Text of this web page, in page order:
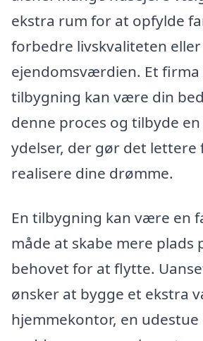
ekstra rum for at opfylde
forbedre livskvaliteten
ejendomsværdien. Et firma
tilbygning kan være din
denne proces og tilbyde
ydelser, der gør det lettere
realisere dine drømme.
En tilbygning kan være en
måde at skabe mere plads
behovet for at flytte.
ønsker at bygge et ekstra
hjemmekontor, en udestue